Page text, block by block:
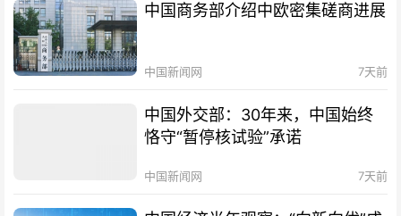
中国商务部介绍中欧密集磋商进展
中国新闻网 7天前
中国外交部：30年来，中国始终
恪守“暂停核试验”承诺
中国新闻网 7天前